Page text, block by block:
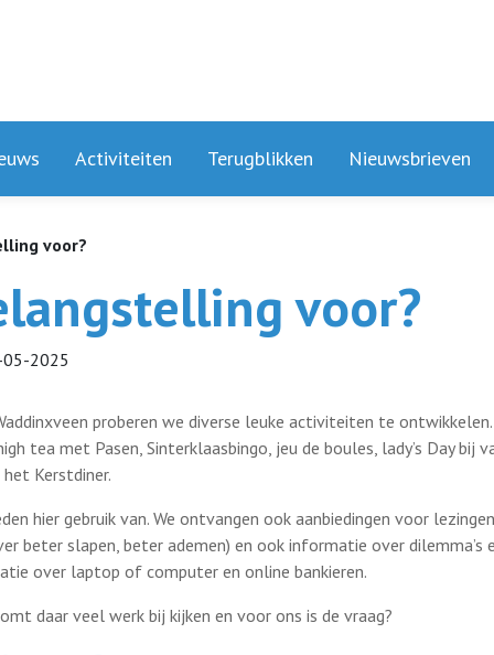
Activiteiten Terugblikken Nieuwsbrieven
voor?
voor?
2025
proberen we diverse leuke activiteiten te
tea met Pasen, Sinterklaasbingo, jeu de boules, lady’s Day bij
Kerstdiner.
hier gebruik van. We ontvangen ook aanbiedingen voor
beter slapen, beter ademen) en ook informatie over dilemma’s
over laptop of computer en online bankieren.
daar veel werk bij kijken en voor ons is de vraag?